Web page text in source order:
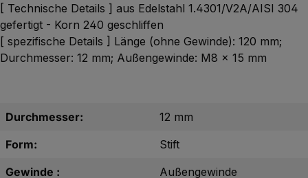
[ Technische Details ] aus Edelstahl 1.4301/V2A/AISI 304
gefertigt - Korn 240 geschliffen
[ spezifische Details ] Länge (ohne Gewinde): 120 mm;
Durchmesser: 12 mm; Außengewinde: M8 x 15 mm
Durchmesser:
12 mm
Form:
Stift
Gewinde :
Außengewinde